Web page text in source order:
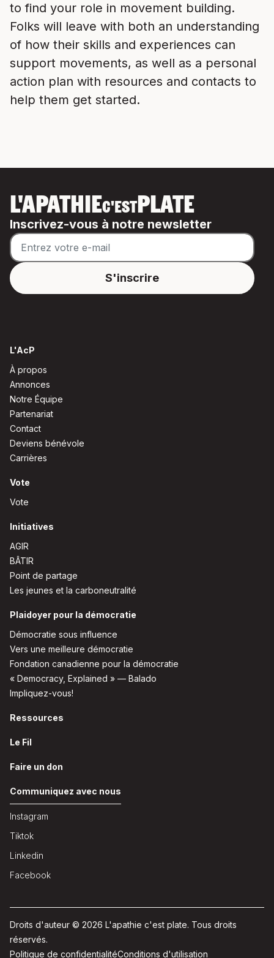
to find your role in movement building.
Folks will leave with both an understanding
of how their skills and experiences can
support movements, as well as a personal
action plan with resources and contacts to
help them get started.
L'APATHIEC'ESTPLATE
Inscrivez-vous à notre newsletter
L'AcP
À propos
Annonces
Notre Équipe
Partenariat
Contact
Deviens bénévole
Carrières
Vote
Vote
Initiatives
AGIR
BÂTIR
Point de partage
Les jeunes et la carboneutralité
Plaidoyer pour la démocratie
Démocratie sous influence
Vers une meilleure démocratie
Fondation canadienne pour la démocratie
« Democracy, Explained » — Balado
Impliquez-vous!
Ressources
Le Fil
Faire un don
Communiquez avec nous
Instagram
Tiktok
Linkedin
Facebook
Droits d'auteur © 2026 L'apathie c'est plate. Tous droits
réservés.
Politique de confidentialitéConditions d'utilisation